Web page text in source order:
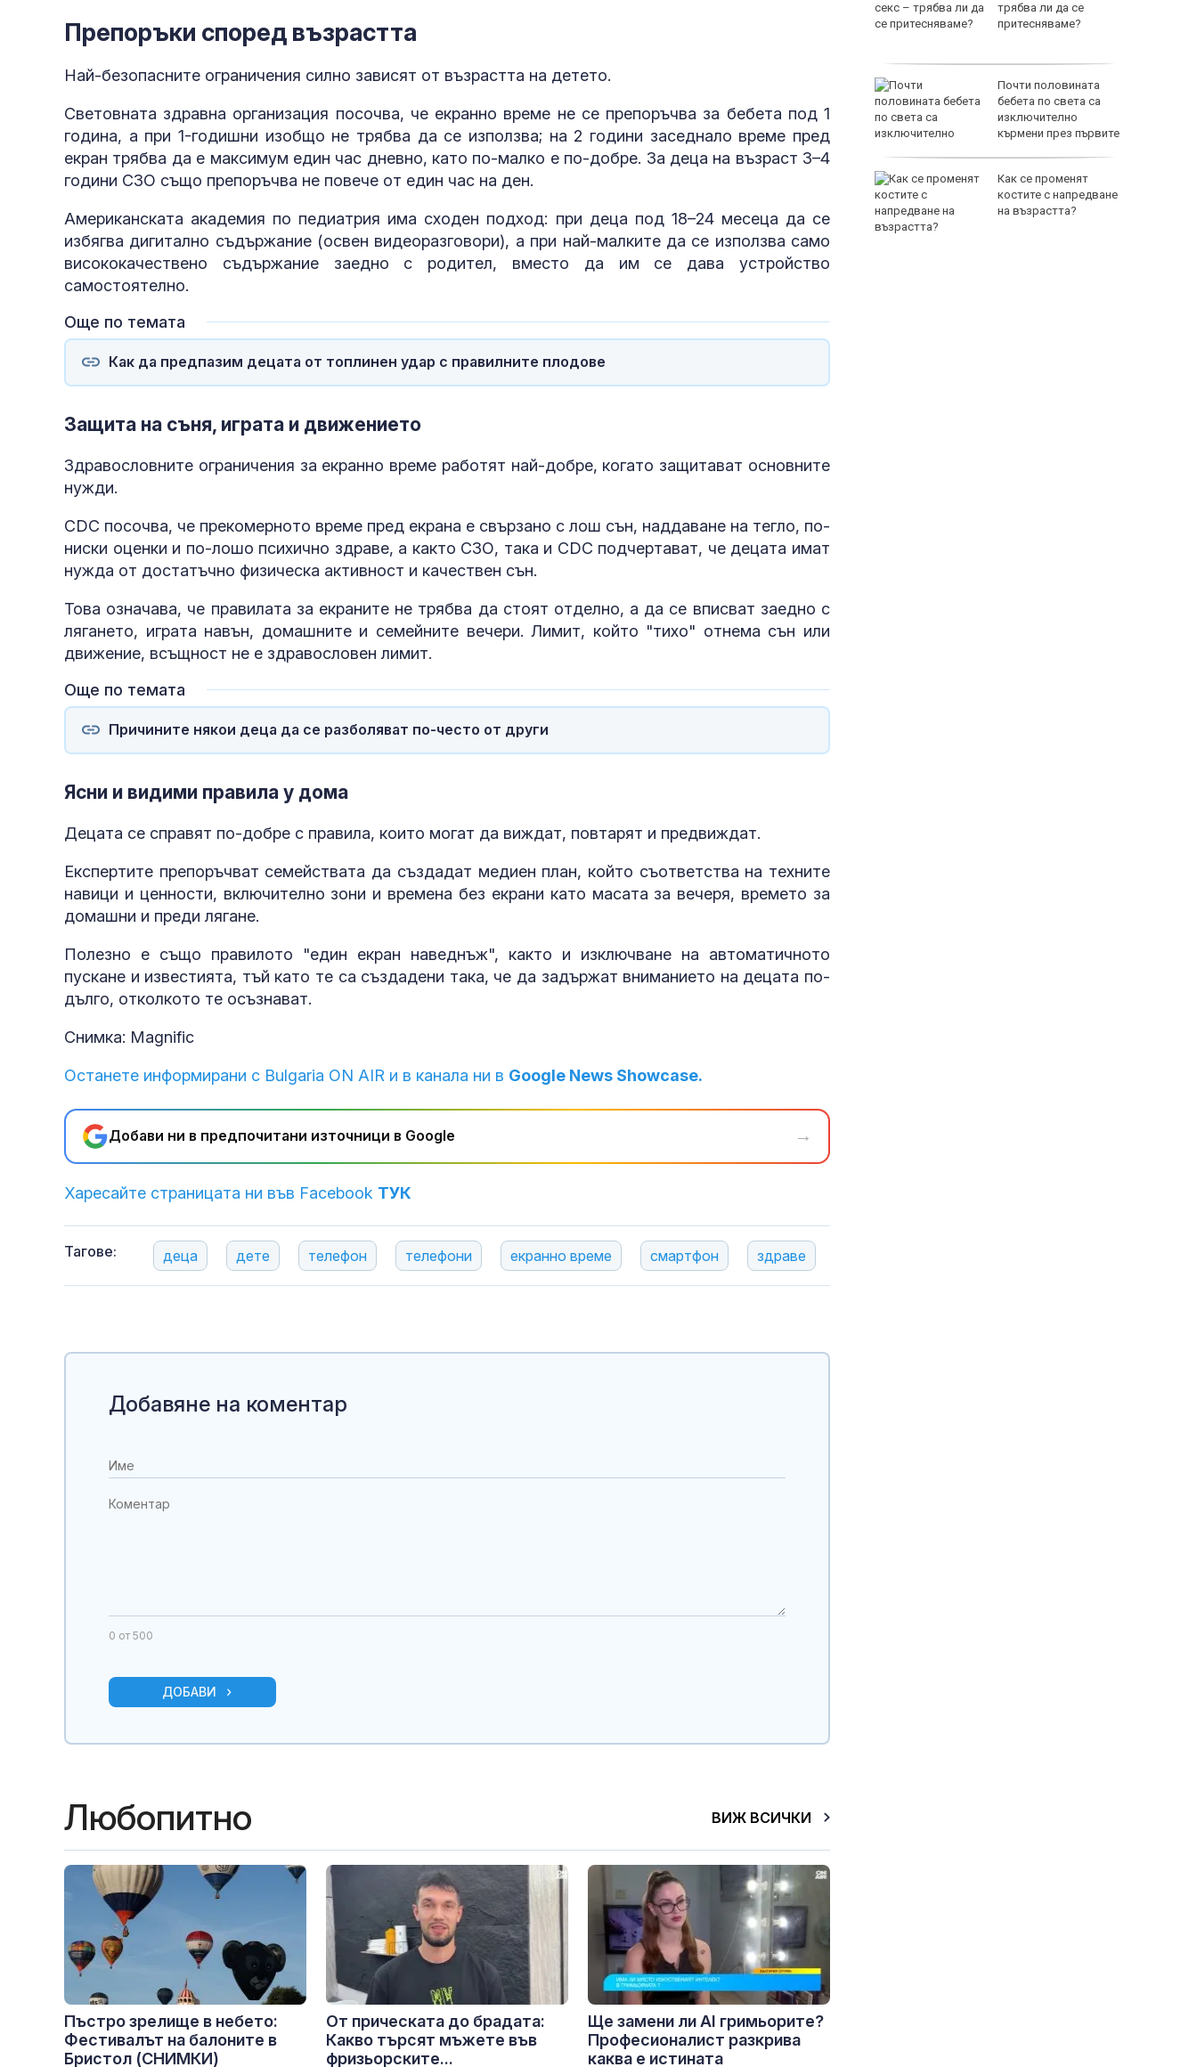
Препоръки според възрастта
Най-безопасните ограничения силно зависят от възрастта на детето.
Световната здравна организация посочва, че екранно време не се препоръчва за бебета под 1
година, а при 1-годишни изобщо не трябва да се използва; на 2 години заседнало време пред
екран трябва да е максимум един час дневно, като по-малко е по-добре. За деца на възраст 3–4
години СЗО също препоръчва не повече от един час на ден.
Американската академия по педиатрия има сходен подход: при деца под 18–24 месеца да се
избягва дигитално съдържание (освен видеоразговори), а при най-малките да се използва само
висококачествено съдържание заедно с родител, вместо да им се дава устройство
самостоятелно.
Още по темата
Как да предпазим децата от топлинен удар с правилните плодове
Защита на съня, играта и движението
Здравословните ограничения за екранно време работят най-добре, когато защитават основните
нужди.
CDC посочва, че прекомерното време пред екрана е свързано с лош сън, наддаване на тегло, по-
ниски оценки и по-лошо психично здраве, а както СЗО, така и CDC подчертават, че децата имат
нужда от достатъчно физическа активност и качествен сън.
Това означава, че правилата за екраните не трябва да стоят отделно, а да се вписват заедно с
лягането, играта навън, домашните и семейните вечери. Лимит, който "тихо" отнема сън или
движение, всъщност не е здравословен лимит.
Още по темата
Причините някои деца да се разболяват по-често от други
Ясни и видими правила у дома
Децата се справят по-добре с правила, които могат да виждат, повтарят и предвиждат.
Експертите препоръчват семействата да създадат медиен план, който съответства на техните
навици и ценности, включително зони и времена без екрани като масата за вечеря, времето за
домашни и преди лягане.
Полезно е също правилото "един екран наведнъж", както и изключване на автоматичното
пускане и известията, тъй като те са създадени така, че да задържат вниманието на децата по-
дълго, отколкото те осъзнават.
Снимка: Magnific
Останете информирани с Bulgaria ON AIR и в канала ни в Google News Showcase.
Добави ни в предпочитани източници в Google →
Харесайте страницата ни във Facebook ТУК
Тагове: деца дете телефон телефони екранно време смартфон здраве
Русия под прицел
премаза кола
трябва ли да се
притесняваме?
Почти половината
бебета по света са
изключително
кърмени през първите
Как се променят
костите с напредване
на възрастта?
Добавяне на коментар
0 от 500
ДОБАВИ
Любопитно ВИЖ ВСИЧКИ
Пъстро зрелище в небето:
Фестивалът на балоните в
Бристол (СНИМКИ)
От прическата до брадата:
Какво търсят мъжете във
фризьорските...
Ще замени ли AI гримьорите?
Професионалист разкрива
каква е истината